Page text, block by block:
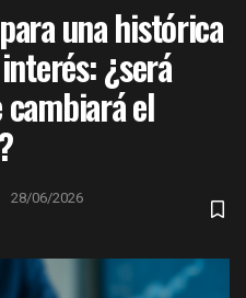
una histórica
¿será
el
28/06/2026